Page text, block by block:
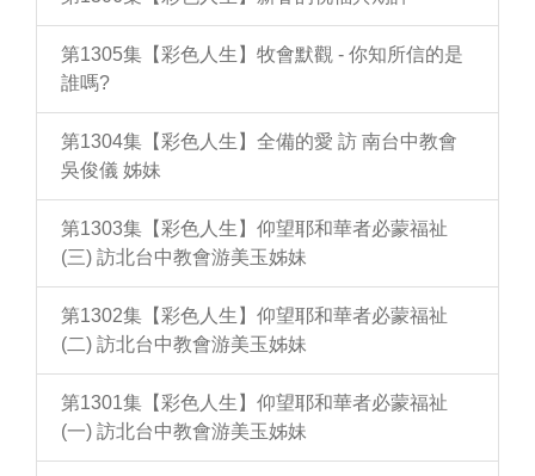
第1305集【彩色人生】牧會默觀 - 你知所信的是
誰嗎?
第1304集【彩色人生】全備的愛 訪 南台中教會
吳俊儀 姊妹
第1303集【彩色人生】仰望耶和華者必蒙福祉
(三) 訪北台中教會游美玉姊妹
第1302集【彩色人生】仰望耶和華者必蒙福祉
(二) 訪北台中教會游美玉姊妹
第1301集【彩色人生】仰望耶和華者必蒙福祉
(一) 訪北台中教會游美玉姊妹